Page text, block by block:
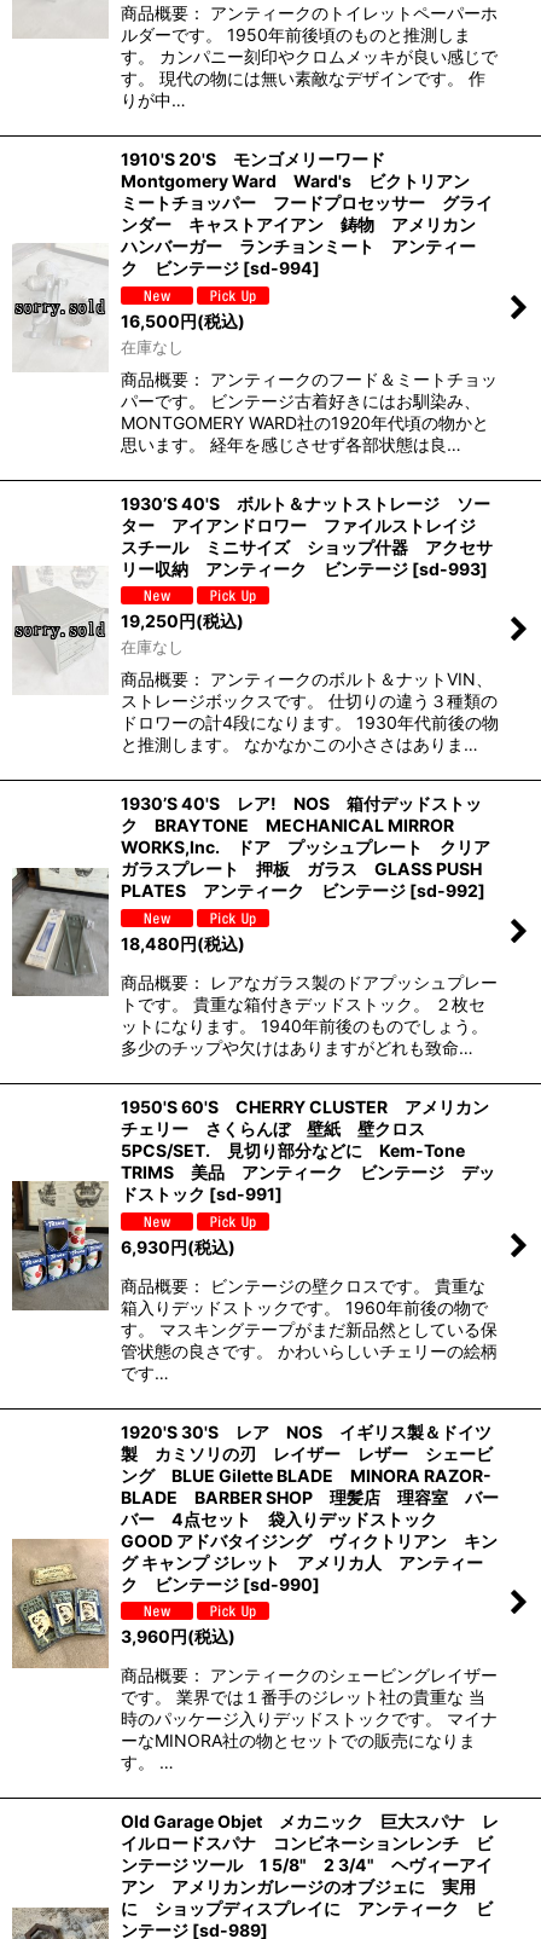
商品概要： アンティークのトイレットペーパーホ
ルダーです。 1950年前後頃のものと推測しま
す。 カンパニー刻印やクロムメッキが良い感じで
す。 現代の物には無い素敵なデザインです。 作
りが中…
1910'S 20'S モンゴメリーワード
Montgomery Ward Ward's ビクトリアン
ミートチョッパー フードプロセッサー グライ
ンダー キャストアイアン 鋳物 アメリカン
ハンバーガー ランチョンミート アンティー
ク ビンテージ [sd-994]
16,500円(税込)
在庫なし
商品概要： アンティークのフード＆ミートチョッ
パーです。 ビンテージ古着好きにはお馴染み、
MONTGOMERY WARD社の1920年代頃の物かと
思います。 経年を感じさせず各部状態は良…
1930’S 40'S ボルト＆ナットストレージ ソー
ター アイアンドロワー ファイルストレイジ
スチール ミニサイズ ショップ什器 アクセサ
リー収納 アンティーク ビンテージ [sd-993]
19,250円(税込)
在庫なし
商品概要： アンティークのボルト＆ナットVIN、
ストレージボックスです。 仕切りの違う３種類の
ドロワーの計4段になります。 1930年代前後の物
と推測します。 なかなかこの小ささはありま…
1930’S 40'S レア! NOS 箱付デッドストッ
ク BRAYTONE MECHANICAL MIRROR
WORKS,Inc. ドア プッシュプレート クリア
ガラスプレート 押板 ガラス GLASS PUSH
PLATES アンティーク ビンテージ [sd-992]
18,480円(税込)
商品概要： レアなガラス製のドアプッシュプレー
トです。 貴重な箱付きデッドストック。 ２枚セ
ットになります。 1940年前後のものでしょう。
多少のチップや欠けはありますがどれも致命…
1950'S 60'S CHERRY CLUSTER アメリカン
チェリー さくらんぼ 壁紙 壁クロス
5PCS/SET. 見切り部分などに Kem-Tone
TRIMS 美品 アンティーク ビンテージ デッ
ドストック [sd-991]
6,930円(税込)
商品概要： ビンテージの壁クロスです。 貴重な
箱入りデッドストックです。 1960年前後の物で
す。 マスキングテープがまだ新品然としている保
管状態の良さです。 かわいらしいチェリーの絵柄
です…
1920'S 30'S レア NOS イギリス製＆ドイツ
製 カミソリの刃 レイザー レザー シェービ
ング BLUE Gilette BLADE MINORA RAZOR-
BLADE BARBER SHOP 理髪店 理容室 バー
バー 4点セット 袋入りデッドストック
GOOD アドバタイジング ヴィクトリアン キン
グ キャンプ ジレット アメリカ人 アンティー
ク ビンテージ [sd-990]
3,960円(税込)
商品概要： アンティークのシェービングレイザー
です。 業界では１番手のジレット社の貴重な 当
時のパッケージ入りデッドストックです。 マイナ
ーなMINORA社の物とセットでの販売になりま
す。 …
Old ‎Garage Objet メカニック 巨大スパナ レ
イルロードスパナ コンビネーションレンチ ビ
ンテージ ツール 1 5/8" 2 3/4" ヘヴィーアイ
アン アメリカンガレージのオブジェに 実用
に ショップディスプレイに アンティーク ビ
ンテージ [sd-989]